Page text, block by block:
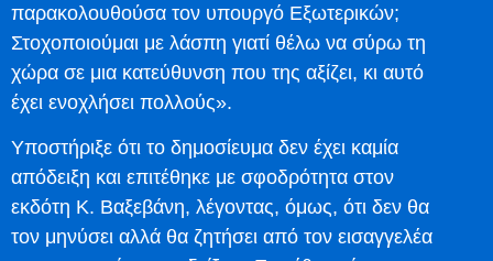
παρακολουθούσα τον υπουργό Εξωτερικών;
Στοχοποιούμαι με λάσπη γιατί θέλω να σύρω τη
χώρα σε μια κατεύθυνση που της αξίζει, κι αυτό
έχει ενοχλήσει πολλούς».
Υποστήριξε ότι το δημοσίευμα δεν έχει καμία
απόδειξη και επιτέθηκε με σφοδρότητα στον
εκδότη Κ. Βαξεβάνη, λέγοντας, όμως, ότι δεν θα
τον μηνύσει αλλά θα ζητήσει από τον εισαγγελέα